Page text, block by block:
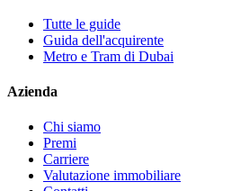
Tutte le guide
Guida dell'acquirente
Metro e Tram di Dubai
Azienda
Chi siamo
Premi
Carriere
Valutazione immobiliare